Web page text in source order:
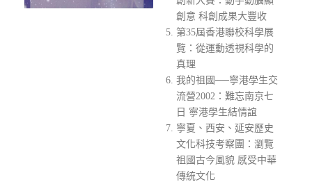
創意 科創成果大豐收
第35屆香港聯校科學展
覽：從運動透視科學的
真理
我的祖國──寧港學生交
流營2002：難忘南京七
日 寧港學生結情誼
寧夏、西安、延安歷史
文化科技考察團：瀏覽
祖國古今風貌 感受中華
傳統文化